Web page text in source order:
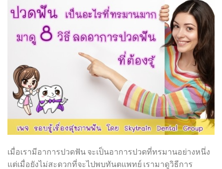
เมื่อเรามีอาการปวดฟัน จะเป็นอาการปวดที่ทรมานอย่างหนึ่ง
แต่เมื่อยังไม่สะดวกที่จะไปพบทันตแพทย์ เรามาดูวิธีการ